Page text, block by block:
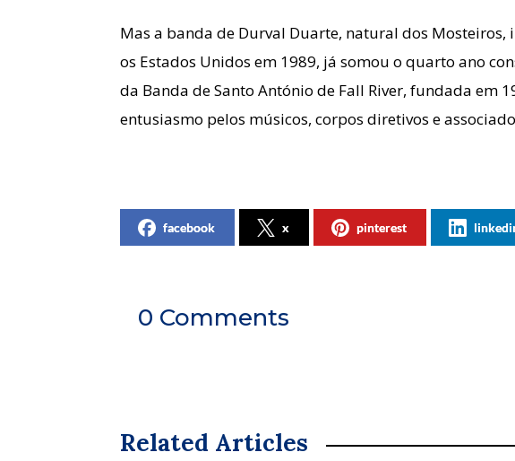
Mas a banda de Durval Duarte, natural dos Mosteiros,
os Estados Unidos em 1989, já somou o quarto ano
da Banda de Santo António de Fall River, fundada em
entusiasmo pelos músicos, corpos diretivos e
facebook x pinterest
0 Comments
Related Articles